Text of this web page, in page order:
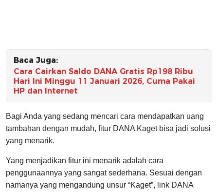
Baca Juga:
Cara Cairkan Saldo DANA Gratis Rp198 Ribu
Hari Ini Minggu 11 Januari 2026, Cuma Pakai
HP dan Internet
Bagi Anda yang sedang mencari cara mendapatkan uang
tambahan dengan mudah, fitur DANA Kaget bisa jadi solusi
yang menarik.
Yang menjadikan fitur ini menarik adalah cara
penggunaannya yang sangat sederhana. Sesuai dengan
namanya yang mengandung unsur “Kaget”, link DANA